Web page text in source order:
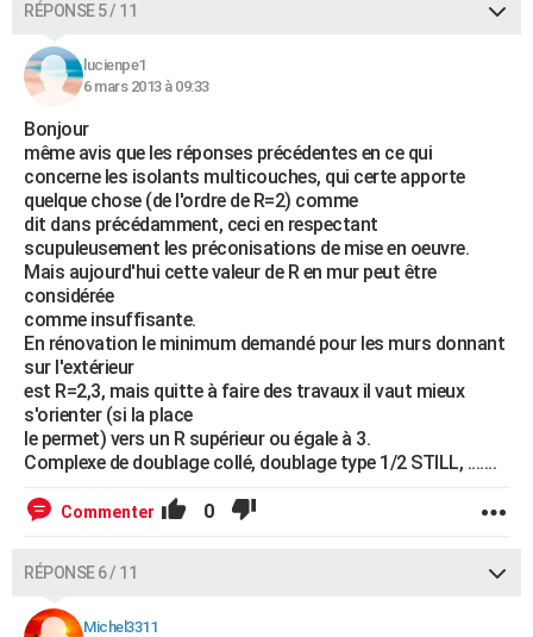
RÉPONSE 5 / 11
lucienpe1
6 mars 2013 à 09:33
Bonjour
même avis que les réponses précédentes en ce qui
concerne les isolants multicouches, qui certe apporte
quelque chose (de l'ordre de R=2) comme
dit dans précédamment, ceci en respectant
scupuleusement les préconisations de mise en oeuvre.
Mais aujourd'hui cette valeur de R en mur peut être
considérée
comme insuffisante.
En rénovation le minimum demandé pour les murs donnant
sur l'extérieur
est R=2,3, mais quitte à faire des travaux il vaut mieux
s'orienter (si la place
le permet) vers un R supérieur ou égale à 3.
Complexe de doublage collé, doublage type 1/2 STILL, .......
Commenter 0
RÉPONSE 6 / 11
Michel3311